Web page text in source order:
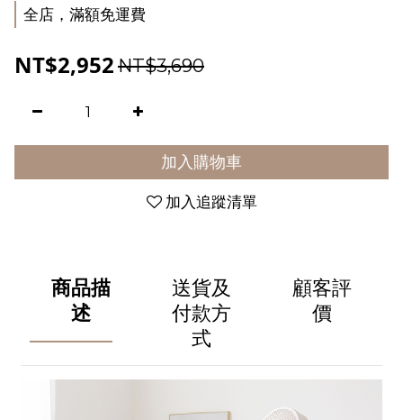
全店，滿額免運費
NT$2,952 NT$3,690
加入購物車
加入追蹤清單
商品描
述
送貨及
付款方
式
顧客評
價